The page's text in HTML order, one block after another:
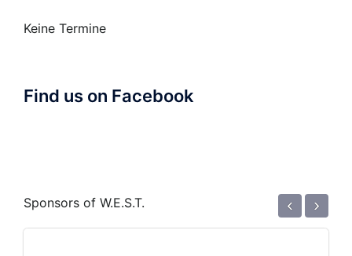
Keine Termine
Find us on Facebook
Sponsors of W.E.S.T. ‹ ›